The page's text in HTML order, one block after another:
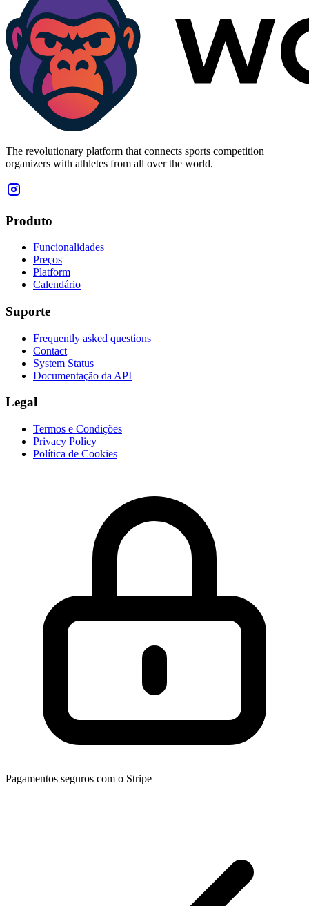
The revolutionary platform that connects sports competition
organizers with athletes from all over the world.
Produto
Funcionalidades
Preços
Platform
Calendário
Suporte
Frequently asked questions
Contact
System Status
Documentação da API
Legal
Termos e Condições
Privacy Policy
Política de Cookies
Pagamentos seguros com o Stripe